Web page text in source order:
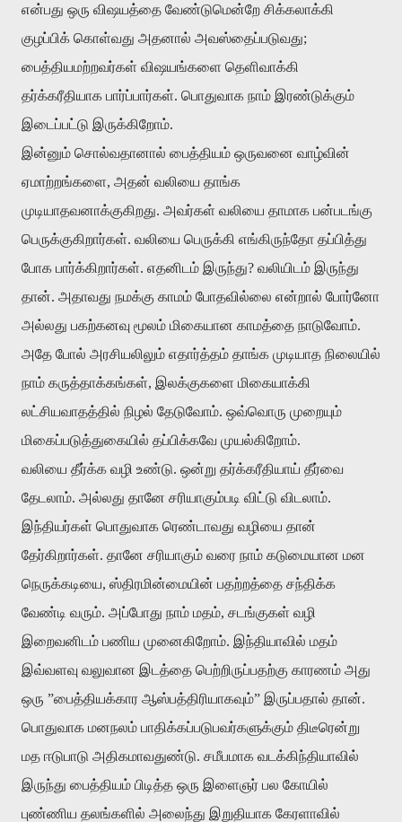
என்பது ஒரு விஷயத்தை வேண்டுமென்றே சிக்கலாக்கி
குழப்பிக் கொள்வது அதனால் அவஸ்தைப்படுவது;
பைத்தியமற்றவர்கள் விஷயங்களை தெளிவாக்கி
தர்க்கரீதியாக பார்ப்பார்கள். பொதுவாக நாம் இரண்டுக்கும்
இடைப்பட்டு இருக்கிறோம்.
இன்னும் சொல்வதானால் பைத்தியம் ஒருவனை வாழ்வின்
ஏமாற்றங்களை, அதன் வலியை தாங்க
முடியாதவனாக்குகிறது. அவர்கள் வலியை தாமாக பன்படங்கு
பெருக்குகிறார்கள். வலியை பெருக்கி எங்கிருந்தோ தப்பித்து
போக பார்க்கிறார்கள். எதனிடம் இருந்து? வலியிடம் இருந்து
தான். அதாவது நமக்கு காமம் போதவில்லை என்றால் போர்னோ
அல்லது பகற்கனவு மூலம் மிகையான காமத்தை நாடுவோம்.
அதே போல் அரசியலிலும் எதார்த்தம் தாங்க முடியாத நிலையில்
நாம் கருத்தாக்கங்கள், இலக்குகளை மிகையாக்கி
லட்சியவாதத்தில் நிழல் தேடுவோம். ஒவ்வொரு முறையும்
மிகைப்படுத்துகையில் தப்பிக்கவே முயல்கிறோம்.
வலியை தீர்க்க வழி உண்டு. ஒன்று தர்க்கரீதியாய் தீர்வை
தேடலாம். அல்லது தானே சரியாகும்படி விட்டு விடலாம்.
இந்தியர்கள் பொதுவாக ரெண்டாவது வழியை தான்
தேர்கிறார்கள். தானே சரியாகும் வரை நாம் கடுமையான மன
நெருக்கடியை, ஸ்திரமின்மையின் பதற்றத்தை சந்திக்க
வேண்டி வரும். அப்போது நாம் மதம், சடங்குகள் வழி
இறைவனிடம் பணிய முனைகிறோம். இந்தியாவில் மதம்
இவ்வளவு வலுவான இடத்தை பெற்றிருப்பதற்கு காரணம் அது
ஒரு ”பைத்தியக்கார ஆஸ்பத்திரியாகவும்” இருப்பதால் தான்.
பொதுவாக மனநலம் பாதிக்கப்படுபவர்களுக்கும் திடீரென்று
மத ஈடுபாடு அதிகமாவதுண்டு. சமீபமாக வடக்கிந்தியாவில்
இருந்து பைத்தியம் பிடித்த ஒரு இளைஞர் பல கோயில்
புண்ணிய தலங்களில் அலைந்து இறுதியாக கேரளாவில்